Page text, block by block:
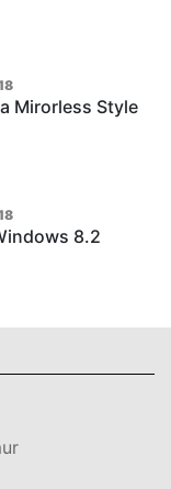
Mirorless Style
8.2